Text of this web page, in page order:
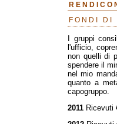
FONDI DI
I gruppi
l'ufficio,
non quelli di
spendere il
nel mio
quanto a
capogruppo.
2011 Ricevuti